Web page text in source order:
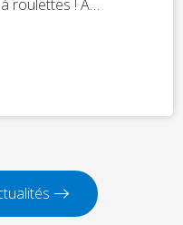
roulettes ! À…